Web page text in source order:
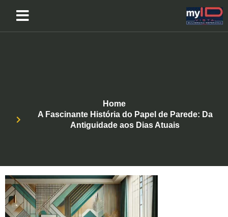
Home
A Fascinante História do Papel de Parede: Da
Antiguidade aos Dias Atuais